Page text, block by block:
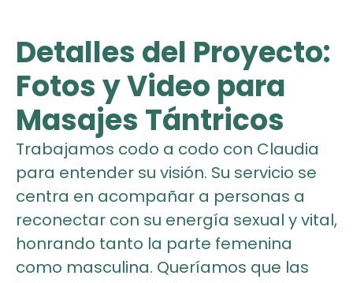
Detalles del Proyecto:
Fotos y Video para
Masajes Tántricos
Trabajamos codo a codo con Claudia
para entender su visión. Su servicio se
centra en acompañar a personas a
reconectar con su energía sexual y vital,
honrando tanto la parte femenina
como masculina. Queríamos que las